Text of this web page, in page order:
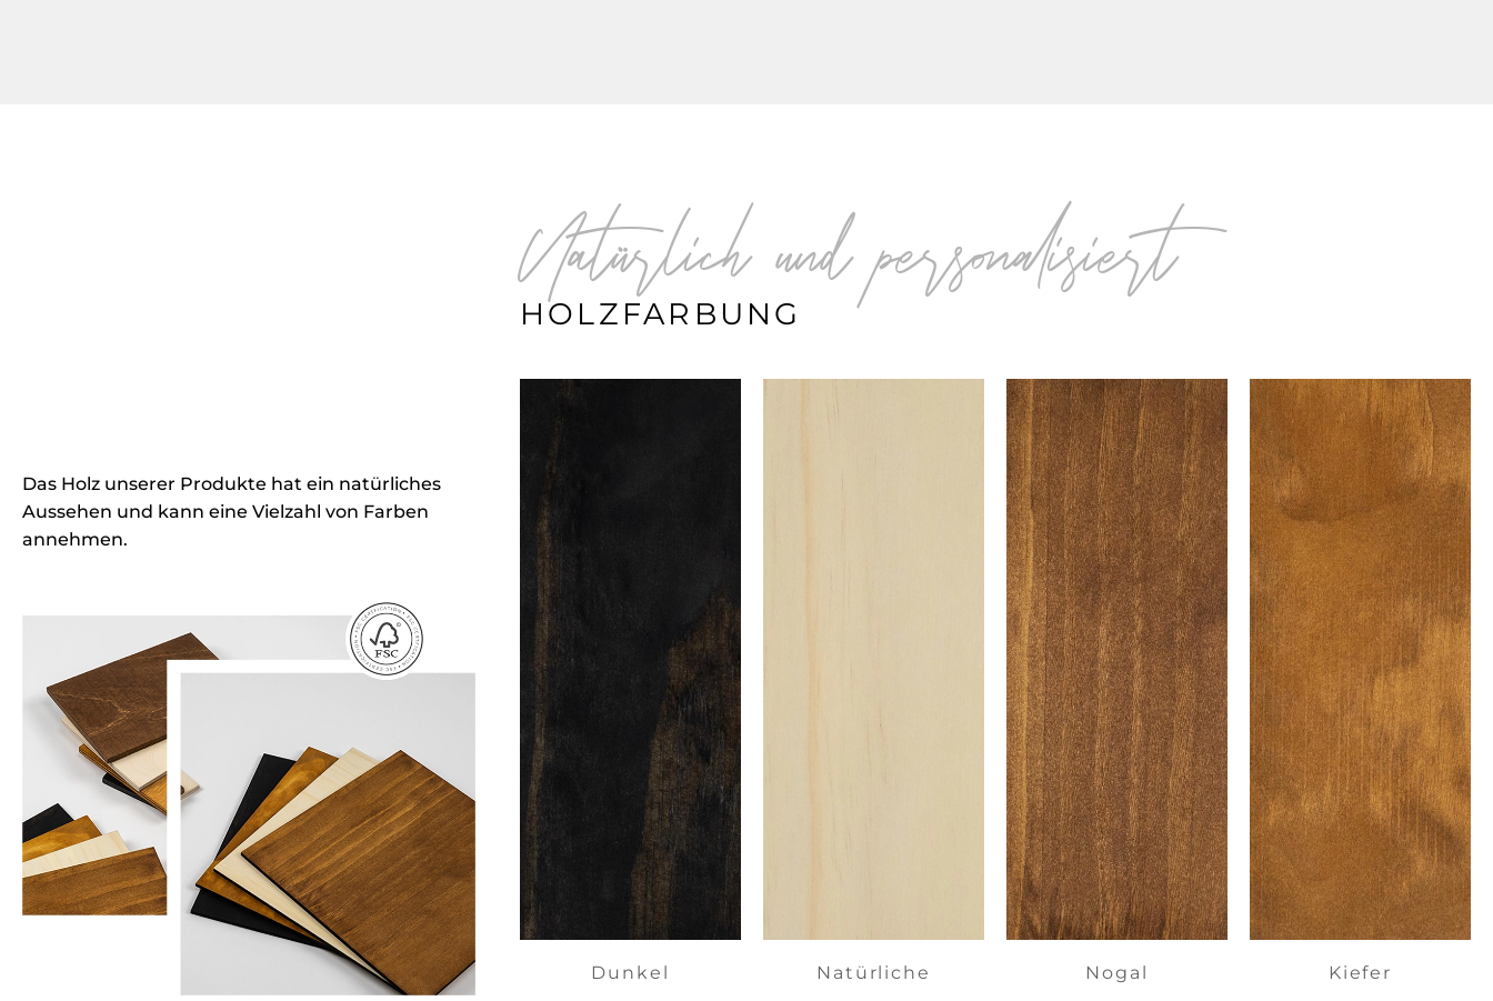
Das Holz unserer Produkte hat ein natürliches
Aussehen und kann eine Vielzahl von Farben
annehmen.
Natürlich und personalisiert
HOLZFARBUNG
Dunkel Natürliche Nogal Kiefer